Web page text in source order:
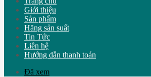
Giới thiệu
Sản phẩm
Hãng sản suất
Tin Tức
Liên hệ
Hướng dẫn thanh toán
Đã xem